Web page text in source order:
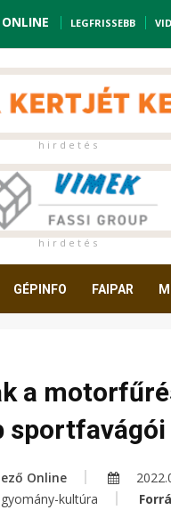
LEGFRISSEBB
h i r d e t é s
h i r d e t é s
GÉPINFO FAIPAR
a
sportfavágói
Online
kultúra